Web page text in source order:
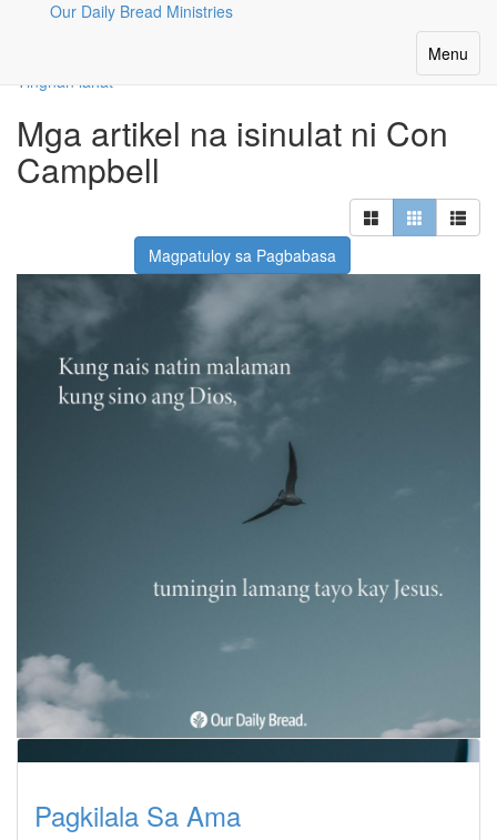
Our Daily Bread Ministries
Toggle
Menu
Ang Aming Mga Manunulat
Tingnan lahat
Mga artikel na isinulat ni Con
Campbell
Magpatuloy sa Pagbabasa
Pagkilala Sa Ama